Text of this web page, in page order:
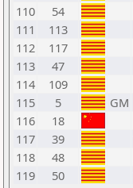
110
54
111
113
112
117
113
47
114
109
115
5 GM
116
18
117
39
118
48
119
50